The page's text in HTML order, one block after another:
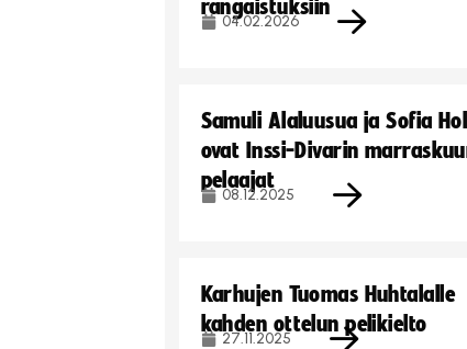
rangaistuksiin
04.02.2026
Samuli Alaluusua ja Sofia
ovat Inssi-Divarin
pelaajat
08.12.2025
Karhujen Tuomas Huhtalalle
kahden ottelun pelikielto
27.11.2025